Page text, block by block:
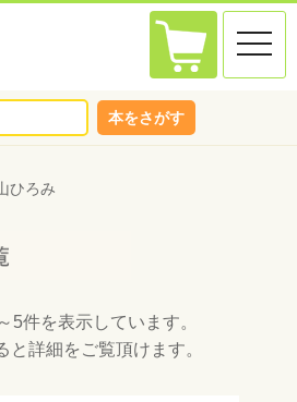
toggle
本をさがす
ひろみ
5件を表示しています。
と詳細をご覧頂けます。